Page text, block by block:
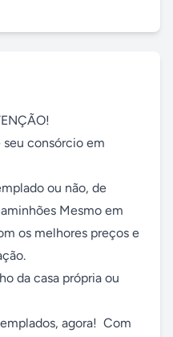
seu consórcio em
ou não, de
Mesmo em
os melhores preços e
da casa própria ou
agora!  Com